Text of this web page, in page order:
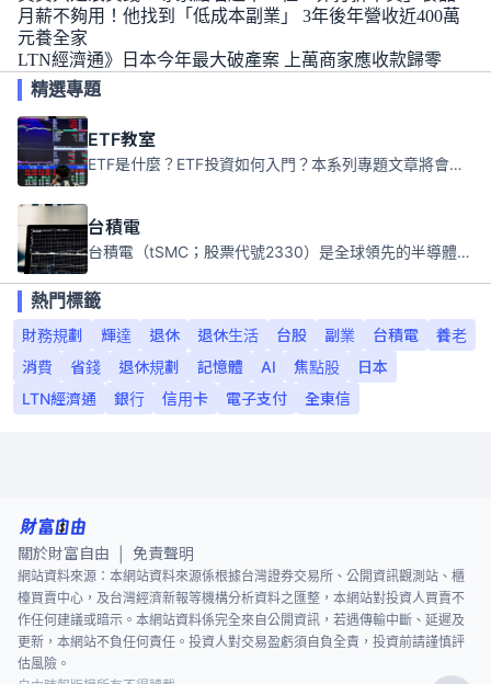
月薪不夠用！他找到「低成本副業」 3年後年營收近400萬
元養全家
LTN經濟通》日本今年最大破產案 上萬商家應收款歸零
精選專題
ETF教室
ETF是什麼？ETF投資如何入門？本系列專題文章將會告訴你新手必須知道的ETF基礎知識。
台積電
台積電（tSMC；股票代號2330）是全球領先的半導體代工公司，成立於1987年，總部位於台灣新竹。且已於美國、日本、德國及中國設廠，台積電是全球首家專業積體電路製造服務公司，也是全球最先進和最大規模的半導體代工廠。
熱門標籤
財務規劃
輝達 退休 退休生活 台股 副業 台積電
養老
消費
省錢 退休規劃 記憶體 AI 焦點股
日本
LTN經濟通
銀行 信用卡 電子支付 全東信
關於財富自由 免責聲明
網站資料來源：本網站資料來源係根據台灣證券交易所、公開資訊觀測站、櫃
檯買賣中心，及台灣經濟新報等機構分析資料之匯整，本網站對投資人買賣不
作任何建議或暗示。本網站資料係完全來自公開資訊，若遇傳輸中斷、延遲及
更新，本網站不負任何責任。投資人對交易盈虧須自負全責，投資前請謹慎評
估風險。